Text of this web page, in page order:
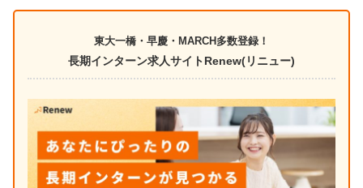
東大一橋・早慶・MARCH多数登録！
長期インターン求人サイトRenew(リニュー)